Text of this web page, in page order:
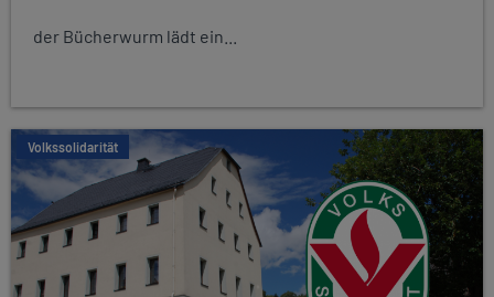
der Bücherwurm lädt ein...
Volkssolidarität